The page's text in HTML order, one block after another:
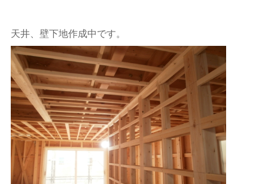
天井、壁下地作成中です。